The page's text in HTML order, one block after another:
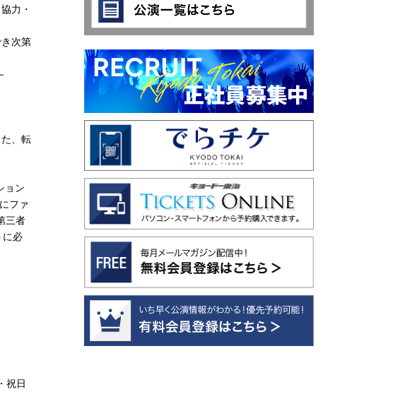
力・
次第
、転
ョン
ファ
三者
に必
祝日